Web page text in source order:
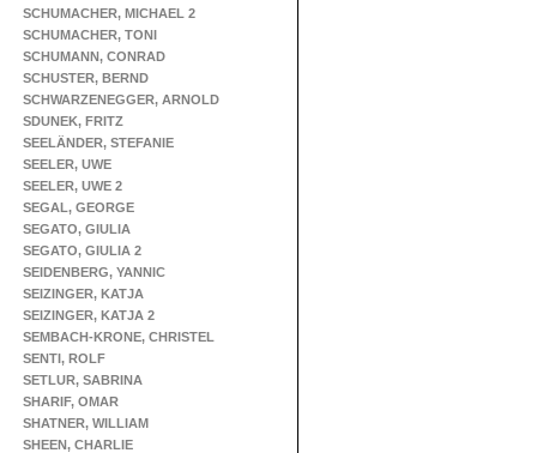
SCHUMACHER, MICHAEL 2
SCHUMACHER, TONI
SCHUMANN, CONRAD
SCHUSTER, BERND
SCHWARZENEGGER, ARNOLD
SDUNEK, FRITZ
SEELÄNDER, STEFANIE
SEELER, UWE
SEELER, UWE 2
SEGAL, GEORGE
SEGATO, GIULIA
SEGATO, GIULIA 2
SEIDENBERG, YANNIC
SEIZINGER, KATJA
SEIZINGER, KATJA 2
SEMBACH-KRONE, CHRISTEL
SENTI, ROLF
SETLUR, SABRINA
SHARIF, OMAR
SHATNER, WILLIAM
SHEEN, CHARLIE